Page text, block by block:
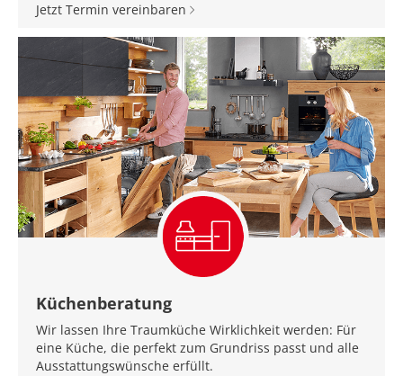
Jetzt Termin vereinbaren
Küchenberatung
Wir lassen Ihre Traumküche Wirklichkeit werden: Für
eine Küche, die perfekt zum Grundriss passt und alle
Ausstattungswünsche erfüllt.